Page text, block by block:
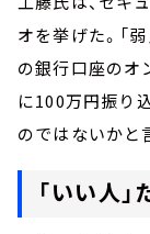
オを挙げた。「
の銀行口座のオ
に100万円振り
のではないかと
「いい人